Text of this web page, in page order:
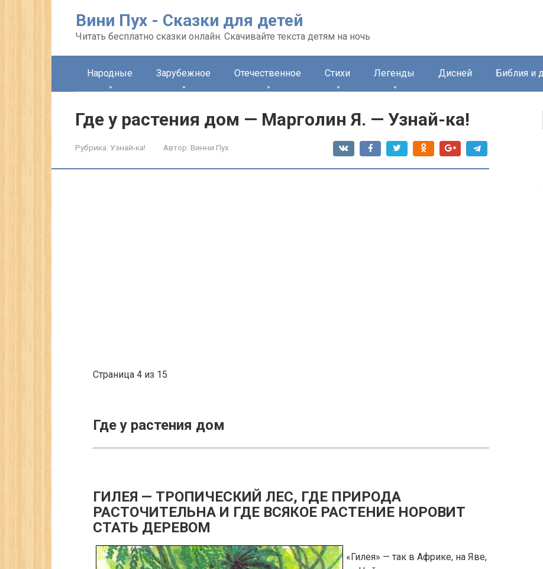
Вини Пух - Сказки для детей
Читать бесплатно сказки онлайн. Скачивайте текста детям на ночь
Народные Зарубежное Отечественное Стихи Легенды Дисней Библия и
Где у растения дом — Марголин Я. — Узнай-ка!
Рубрика: Узнай-ка! Автор: Винни Пух
Страница 4 из 15
Где у растения дом
ГИЛЕЯ — ТРОПИЧЕСКИЙ ЛЕС, ГДЕ ПРИРОДА
РАСТОЧИТЕЛЬНА И ГДЕ ВСЯКОЕ РАСТЕНИЕ НОРОВИТ
СТАТЬ ДЕРЕВОМ
«Гилея» — так в Африке, на Яве,